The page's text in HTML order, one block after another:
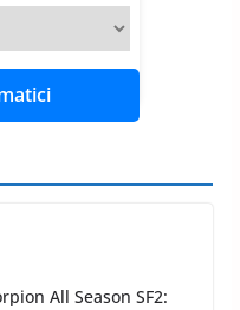
All Season SF2: